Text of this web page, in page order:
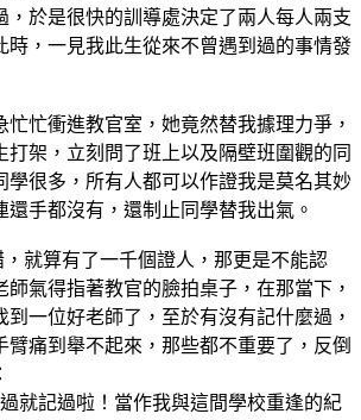
，於是很快的訓導處決定了兩人每人兩支
時，一見我此生從來不曾遇到過的事情發
忙衝進教官室，她竟然替我據理力爭，
打架，立刻問了班上以及隔壁班圍觀的同
學很多，所有人都可以作證我是莫名其妙
還手都沒有，還制止同學替我出氣。
就算有了一千個證人，那更是不能認
師氣得指著教官的臉拍桌子，在那當下，
到一位好老師了，至於有沒有記什麼過，
臂痛到舉不起來，那些都不重要了，反倒
記過啦！當作我與這間學校重逢的紀